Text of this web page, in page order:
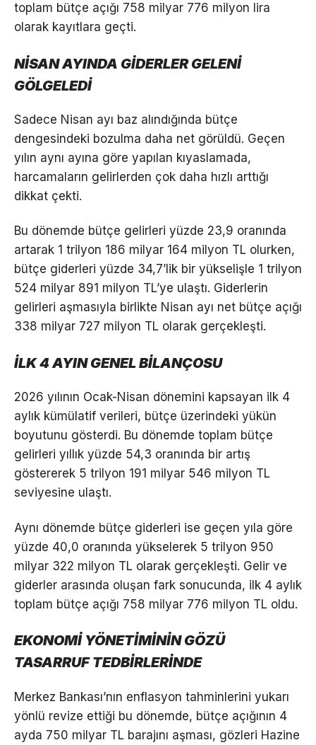
toplam bütçe açığı 758 milyar 776 milyon lira
olarak kayıtlara geçti.
NİSAN AYINDA GİDERLER GELENİ
GÖLGELEDİ
Sadece Nisan ayı baz alındığında bütçe
dengesindeki bozulma daha net görüldü. Geçen
yılın aynı ayına göre yapılan kıyaslamada,
harcamaların gelirlerden çok daha hızlı arttığı
dikkat çekti.
Bu dönemde bütçe gelirleri yüzde 23,9 oranında
artarak 1 trilyon 186 milyar 164 milyon TL olurken,
bütçe giderleri yüzde 34,7’lik bir yükselişle 1 trilyon
524 milyar 891 milyon TL’ye ulaştı. Giderlerin
gelirleri aşmasıyla birlikte Nisan ayı net bütçe açığı
338 milyar 727 milyon TL olarak gerçekleşti.
İLK 4 AYIN GENEL BİLANÇOSU
2026 yılının Ocak-Nisan dönemini kapsayan ilk 4
aylık kümülatif verileri, bütçe üzerindeki yükün
boyutunu gösterdi. Bu dönemde toplam bütçe
gelirleri yıllık yüzde 54,3 oranında bir artış
göstererek 5 trilyon 191 milyar 546 milyon TL
seviyesine ulaştı.
Aynı dönemde bütçe giderleri ise geçen yıla göre
yüzde 40,0 oranında yükselerek 5 trilyon 950
milyar 322 milyon TL olarak gerçekleşti. Gelir ve
giderler arasında oluşan fark sonucunda, ilk 4 aylık
toplam bütçe açığı 758 milyar 776 milyon TL oldu.
EKONOMİ YÖNETİMİNİN GÖZÜ
TASARRUF TEDBİRLERİNDE
Merkez Bankası’nın enflasyon tahminlerini yukarı
yönlü revize ettiği bu dönemde, bütçe açığının 4
ayda 750 milyar TL barajını aşması, gözleri Hazine